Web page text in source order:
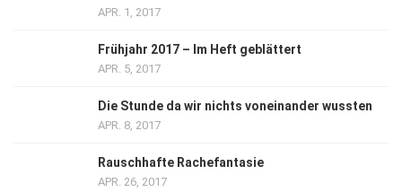
APR. 1, 2017
Frühjahr 2017 – Im Heft geblättert
APR. 5, 2017
Die Stunde da wir nichts voneinander wussten
APR. 8, 2017
Rauschhafte Rachefantasie
APR. 26, 2017